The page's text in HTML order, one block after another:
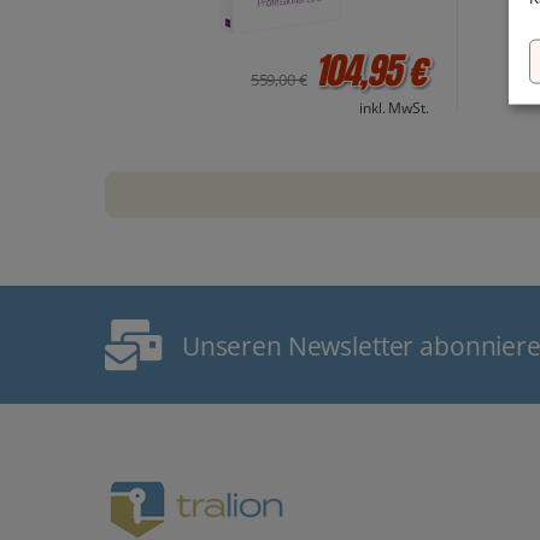
559,00 € 104,95 €
inkl. MwSt.
Unseren Newsletter